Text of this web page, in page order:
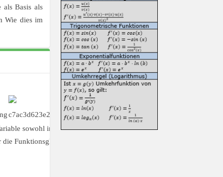
als Basis als
Wie dies im
sowohl in der Basis als auch im
Funktionsgleichung zunächst